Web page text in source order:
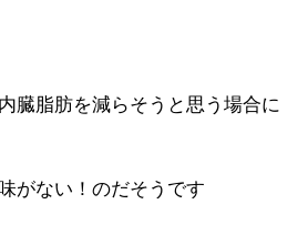
脂肪を減らそうと思う場合に
がない！のだそうです